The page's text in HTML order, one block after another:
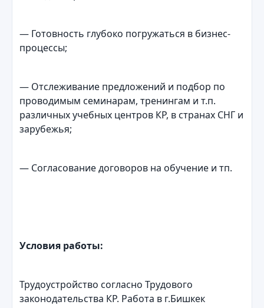
— Готовность глубоко погружаться в бизнес-
процессы;
— Отслеживание предложений и подбор по
проводимым семинарам, тренингам и т.п.
различных учебных центров КР, в странах СНГ и
зарубежья;
— Согласование договоров на обучение и тп.
Условия работы:
Трудоустройство согласно Трудового
законодательства КР. Работа в г.Бишкек